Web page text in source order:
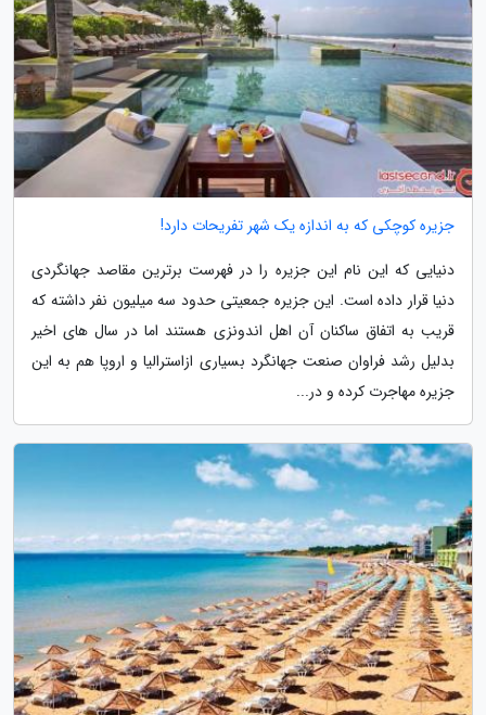
جزیره کوچکی که به اندازه یک شهر تفریحات دارد!
دنیایی که این نام این جزیره را در فهرست برترین مقاصد جهانگردی
دنیا قرار داده است. این جزیره جمعیتی حدود سه میلیون نفر داشته که
قریب به اتفاق ساکنان آن اهل اندونزی هستند اما در سال های اخیر
بدلیل رشد فراوان صنعت جهانگرد بسیاری ازاسترالیا و اروپا هم به این
جزیره مهاجرت کرده و در...